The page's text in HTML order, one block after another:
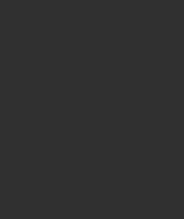
途別の目安・回線ごとの平均を
！鳴らない場合の対処法も紹介
確認方法を解説
手順や注意点を解説